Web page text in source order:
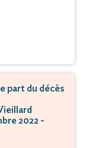
part du décès
2022 -